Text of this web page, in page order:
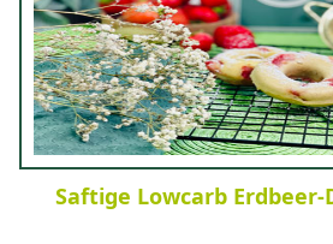
Saftige Lowcarb